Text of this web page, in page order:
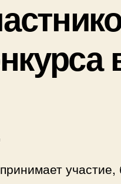
участие,